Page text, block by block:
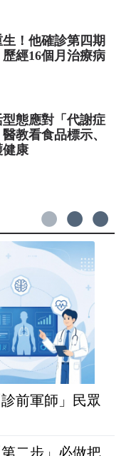
！他確診第四期
經16個月治療病
態應對「代謝症
教看食品標示、
健康
前軍師」民眾
二步」必做把